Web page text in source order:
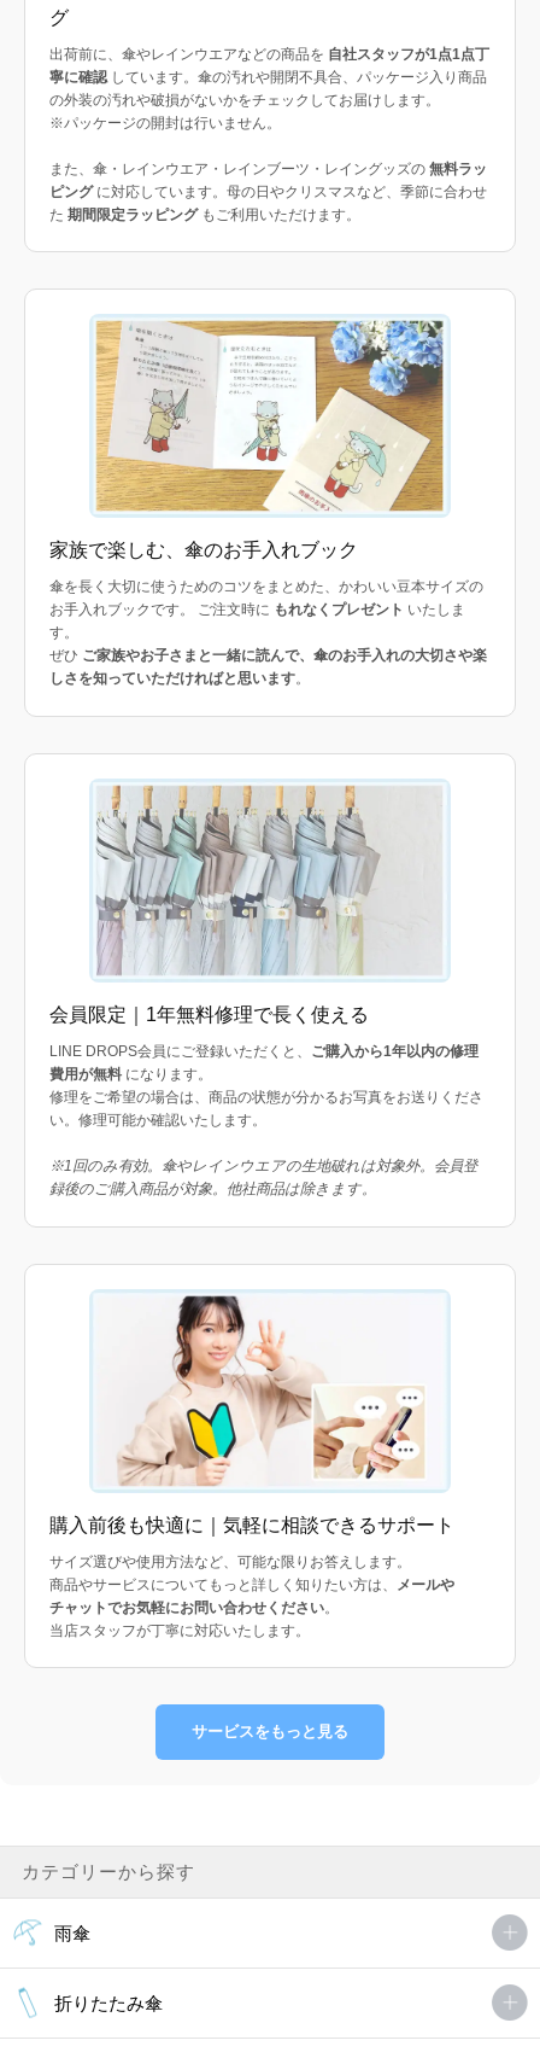
グ
出荷前に、傘やレインウエアなどの商品を 自社スタッフが1点1点丁
寧に確認 しています。傘の汚れや開閉不具合、パッケージ入り商品
の外装の汚れや破損がないかをチェックしてお届けします。
※パッケージの開封は行いません。
また、傘・レインウエア・レインブーツ・レイングッズの 無料ラッ
ピングに対応しています。母の日やクリスマスなど、季節に合わせ
た 期間限定ラッピングもご利用いただけます。
家族で楽しむ、傘のお手入れブック
傘を長く大切に使うためのコツをまとめた、かわいい豆本サイズの
お手入れブックです。 ご注文時に もれなくプレゼント いたしま
す。
ぜひ ご家族やお子さまと一緒に読んで、傘のお手入れの大切さや楽
しさを知っていただければと思います。
会員限定｜1年無料修理で長く使える
LINE DROPS会員にご登録いただくと、 ご購入から1年以内の修理
費用が無料 になります。
修理をご希望の場合は、商品の状態が分かるお写真をお送りくださ
い。修理可能か確認いたします。
※1回のみ有効。傘やレインウエアの生地破れは対象外。会員登
録後のご購入商品が対象。他社商品は除きます。
購入前後も快適に｜気軽に相談できるサポート
サイズ選びや使用方法など、可能な限りお答えします。
商品やサービスについてもっと詳しく知りたい方は、 メールや
チャットでお気軽にお問い合わせください。
当店スタッフが丁寧に対応いたします。
サービスをもっと見る
カテゴリーから探す
雨傘
折りたたみ傘